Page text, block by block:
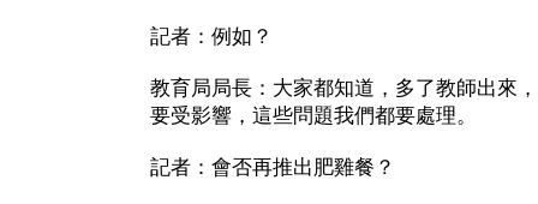
記者：例如？
教育局局長：大家都知道，多了教師出來
要受影響，這些問題我們都要處理。
記者：會否再推出肥雞餐？